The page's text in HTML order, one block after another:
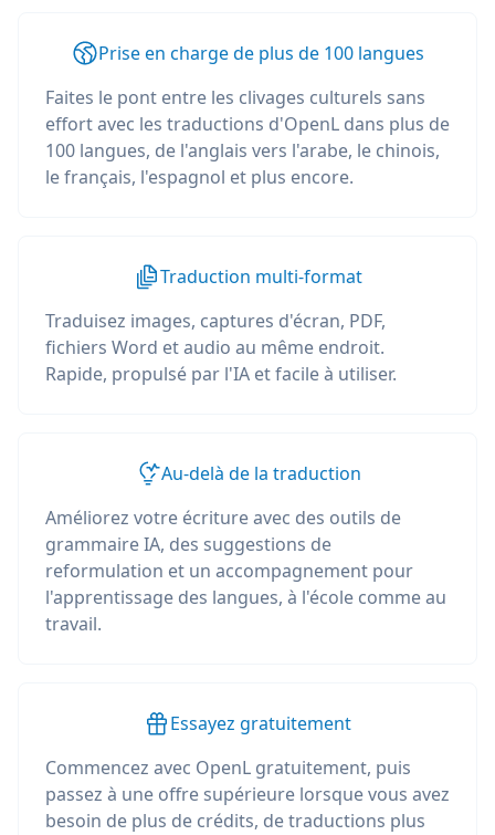
Prise en charge de plus de 100 langues
Faites le pont entre les clivages culturels sans
effort avec les traductions d'OpenL dans plus de
100 langues, de l'anglais vers l'arabe, le chinois,
le français, l'espagnol et plus encore.
Traduction multi-format
Traduisez images, captures d'écran, PDF,
fichiers Word et audio au même endroit.
Rapide, propulsé par l'IA et facile à utiliser.
Au-delà de la traduction
Améliorez votre écriture avec des outils de
grammaire IA, des suggestions de
reformulation et un accompagnement pour
l'apprentissage des langues, à l'école comme au
travail.
Essayez gratuitement
Commencez avec OpenL gratuitement, puis
passez à une offre supérieure lorsque vous avez
besoin de plus de crédits, de traductions plus